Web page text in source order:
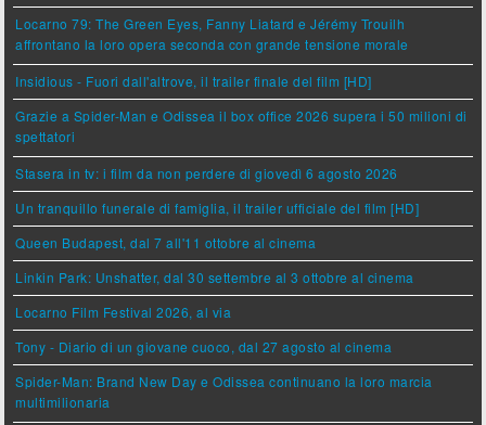
Locarno 79: The Green Eyes, Fanny Liatard e Jérémy Trouilh
affrontano la loro opera seconda con grande tensione morale
Insidious - Fuori dall'altrove, il trailer finale del film [HD]
Grazie a Spider-Man e Odissea il box office 2026 supera i 50 milioni di
spettatori
Stasera in tv: i film da non perdere di giovedì 6 agosto 2026
Un tranquillo funerale di famiglia, il trailer ufficiale del film [HD]
Queen Budapest, dal 7 all'11 ottobre al cinema
Linkin Park: Unshatter, dal 30 settembre al 3 ottobre al cinema
Locarno Film Festival 2026, al via
Tony - Diario di un giovane cuoco, dal 27 agosto al cinema
Spider-Man: Brand New Day e Odissea continuano la loro marcia
multimilionaria